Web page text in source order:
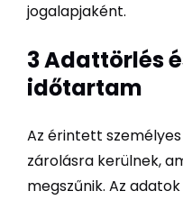
jogalapjaként.
3 Adattörlés
időtartam
Az érintett
zárolásra kerülnek,
megszűnik. Az